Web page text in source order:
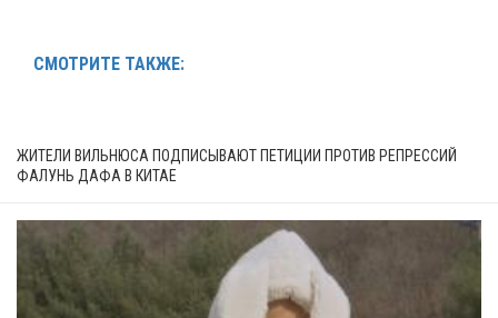
СМОТРИТЕ ТАКЖЕ:
ЖИТЕЛИ ВИЛЬНЮСА ПОДПИСЫВАЮТ ПЕТИЦИИ ПРОТИВ РЕПРЕССИЙ
ФАЛУНЬ ДАФА В КИТАЕ